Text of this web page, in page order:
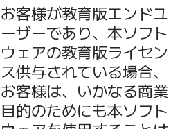
お客様が教育版エンドユ
ーザーであり、本ソフト
ウェアの教育版ライセン
ス供与されている場合、
お客様は、いかなる商業
目的のためにも本ソフト